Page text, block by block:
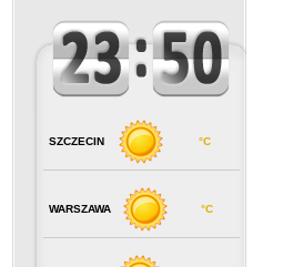
SZCZECIN °C
WARSZAWA °C